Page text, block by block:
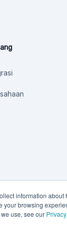
information
browsing
use, see our